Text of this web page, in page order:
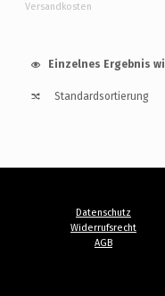
Versandkosten
Einzelnes Ergebnis
Datenschutz
Widerrufsrecht
AGB